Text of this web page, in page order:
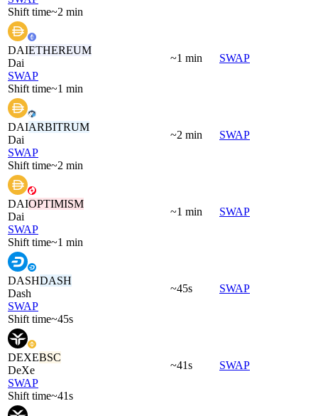
Shift time~2 min
DAIETHEREUM
Dai
SWAP
Shift time~1 min
~1 min SWAP
DAIARBITRUM
Dai
SWAP
Shift time~2 min
~2 min SWAP
DAIOPTIMISM
Dai
SWAP
Shift time~1 min
~1 min SWAP
DASHDASH
Dash
SWAP
Shift time~45s
~45s SWAP
DEXEBSC
DeXe
SWAP
Shift time~41s
~41s SWAP